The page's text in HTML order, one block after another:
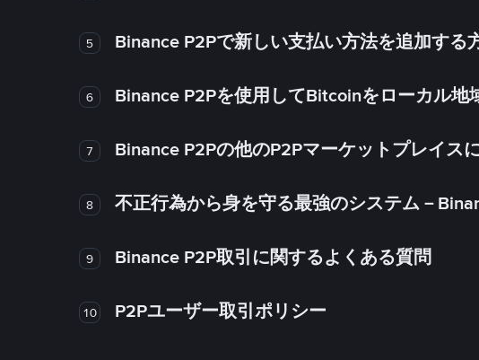
5 Binance P2Pで新しい支払い方法を追加する
6 Binance P2Pを使用してBitcoinをローカル地
7 Binance P2Pの他のP2Pマーケットプレイス
8 不正行為から身を守る最強のシステム－
9 Binance P2P取引に関するよくある質問
10 P2Pユーザー取引ポリシー